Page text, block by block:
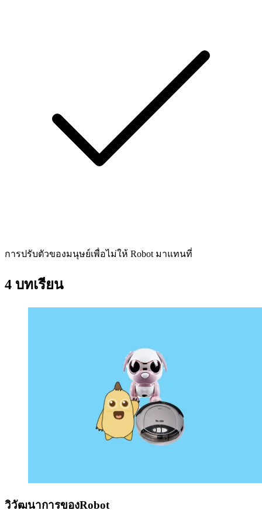
การปรับตัวของมนุษย์เพื่อไม่ให้ Robot มาแทนที่
4 บทเรียน
วิวัฒนาการของRobot